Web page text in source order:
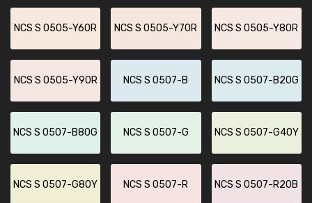
NCS S 0505-Y60R NCS S 0505-Y70R NCS S 0505-Y80R
NCS S 0505-Y90R NCS S 0507-B NCS S 0507-B20G
NCS S 0507-B80G NCS S 0507-G NCS S 0507-G40Y
NCS S 0507-G80Y NCS S 0507-R NCS S 0507-R20B